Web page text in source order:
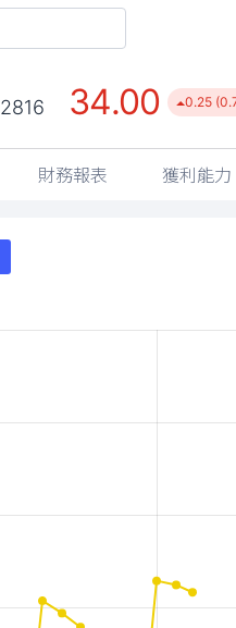
2816 34.00 0.25
財務報表 獲利能力